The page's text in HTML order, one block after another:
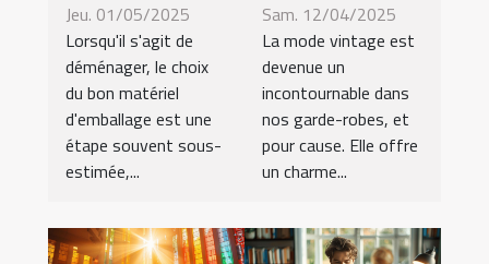
Jeu. 01/05/2025
Lorsqu'il s'agit de
déménager, le choix
du bon matériel
d'emballage est une
étape souvent sous-
estimée,...
Sam. 12/04/2025
La mode vintage est
devenue un
incontournable dans
nos garde-robes, et
pour cause. Elle offre
un charme...